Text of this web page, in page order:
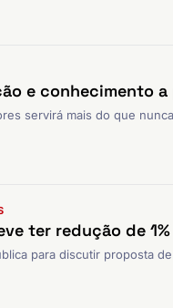
e conhecimento
servirá mais do que
ter redução de
para discutir proposta